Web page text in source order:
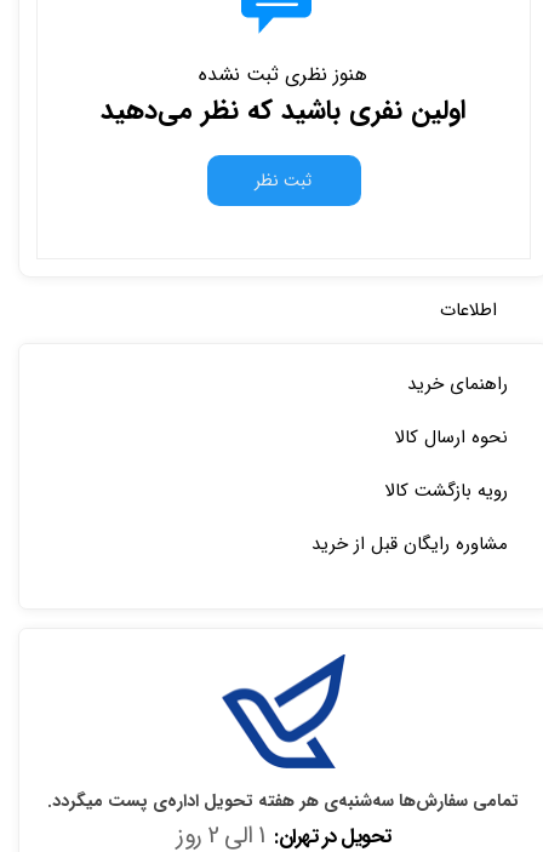
هنوز نظری ثبت نشده
اولین نفری باشید که نظر می‌دهید
ثبت نظر
راهنمای خرید
نحوه ارسال کالا
رویه بازگشت کالا
مشاوره رایگان قبل از خرید
تمامی سفارش‌ها سه‌شنبه‌ی هر هفته تحویل اداره‌ی پست میگردد.
تحویل در تهران:
اطلاعات